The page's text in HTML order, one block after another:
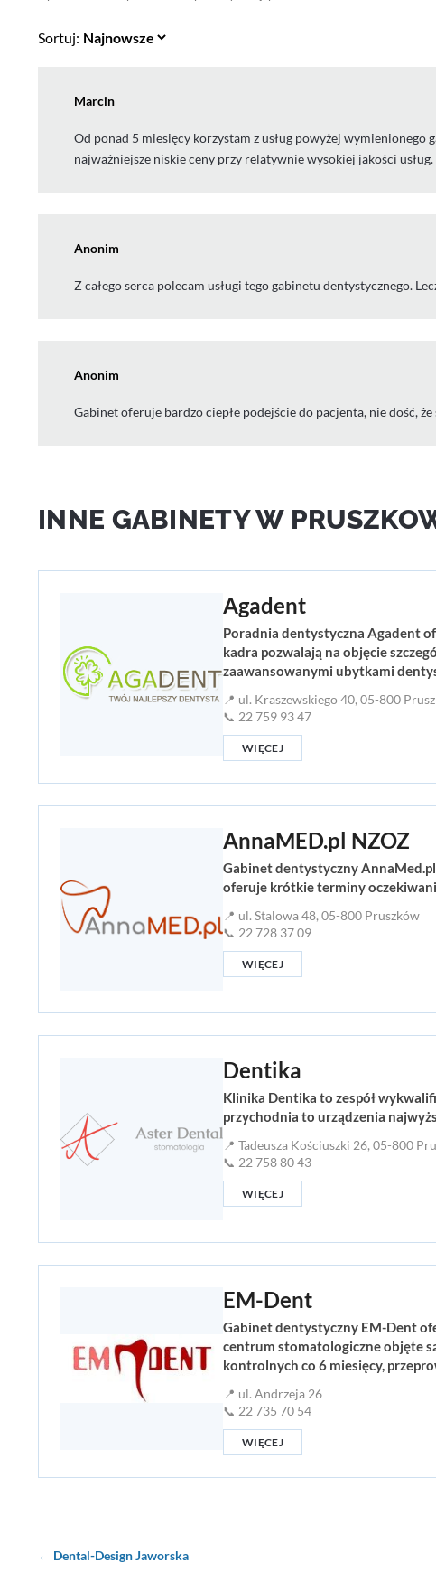
Sortuj:
Marcin
Od ponad 5 miesięcy korzystam z usług powyżej
najważniejsze niskie ceny przy relatywnie wysokiej jakości usług.
Anonim
Z całego serca polecam usługi tego gabinetu dentystycznego.
Anonim
Gabinet oferuje bardzo ciepłe podejście do pacjenta, nie dość,
INNE GABINETY W
Agadent
Poradnia dentystyczna Agadent
kadra pozwalają na objęcie
zaawansowanymi ubytkami
📍 ul. Kraszewskiego 40, 05-800
📞 22 759 93 47
WIĘCEJ
AnnaMED.pl NZOZ
Gabinet dentystyczny
oferuje krótkie terminy
📍 ul. Stalowa 48, 05-800 Pruszków
📞 22 728 37 09
WIĘCEJ
Dentika
Klinika Dentika to zespół
przychodnia to urządzenia
📍 Tadeusza Kościuszki 26, 05-800
📞 22 758 80 43
WIĘCEJ
EM-Dent
Gabinet dentystyczny EM-Dent
centrum stomatologiczne objęte
kontrolnych co 6 miesięcy,
📍 ul. Andrzeja 26
📞 22 735 70 54
WIĘCEJ
← Dental-Design Jaworska